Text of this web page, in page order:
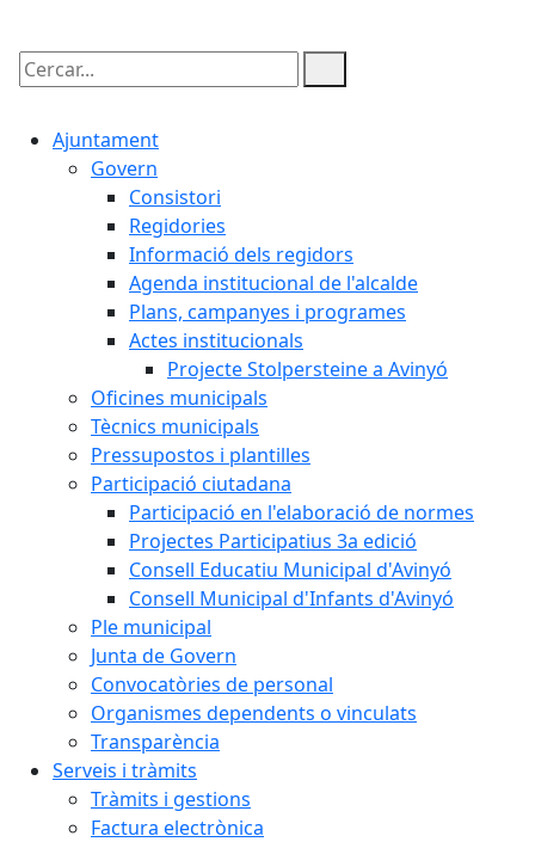
Cercar:
Ajuntament
Govern
Consistori
Regidories
Informació dels regidors
Agenda institucional de l'alcalde
Plans, campanyes i programes
Actes institucionals
Projecte Stolpersteine a Avinyó
Oficines municipals
Tècnics municipals
Pressupostos i plantilles
Participació ciutadana
Participació en l'elaboració de normes
Projectes Participatius 3a edició
Consell Educatiu Municipal d'Avinyó
Consell Municipal d'Infants d'Avinyó
Ple municipal
Junta de Govern
Convocatòries de personal
Organismes dependents o vinculats
Transparència
Serveis i tràmits
Tràmits i gestions
Factura electrònica